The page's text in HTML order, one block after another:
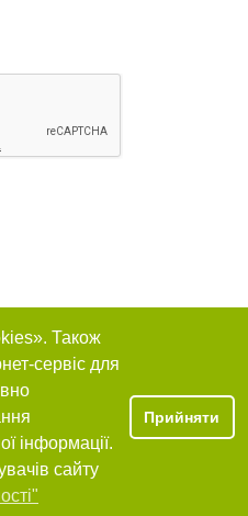
Також
сервіс для
інформації.
сайту
Прийняти